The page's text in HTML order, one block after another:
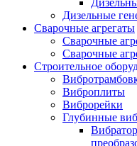
Дизельные
Сварочные агрегаты
Сварочные
Сварочные
Строительное
Виброплиты
Виброрейки
Глубинные